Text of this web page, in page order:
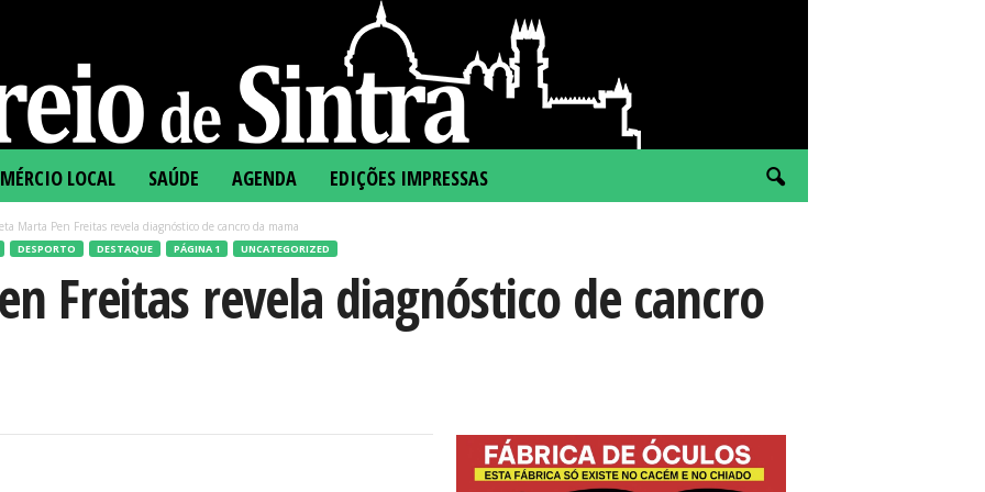
LOCAL SAÚDE AGENDA EDIÇÕES IMPRESSAS
Marta Pen Freitas revela diagnóstico de cancro da mama
DESPORTO DESTAQUE PÁGINA 1 UNCATEGORIZED
Freitas revela diagnóstico de cancro